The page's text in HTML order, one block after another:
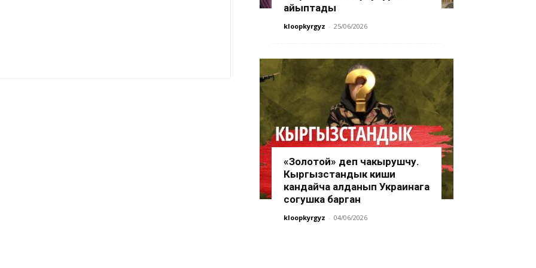
айыптады
kloopkyrgyz - 25/06/2026
«Золотой» деп чакырушчу.
Кыргызстандык киши
кандайча алданып Украинага
согушка барган
kloopkyrgyz - 04/06/2026